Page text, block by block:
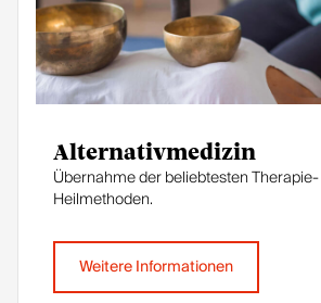
Alternativmedizin
Übernahme der beliebtesten
Heilmethoden.
Weitere Informationen